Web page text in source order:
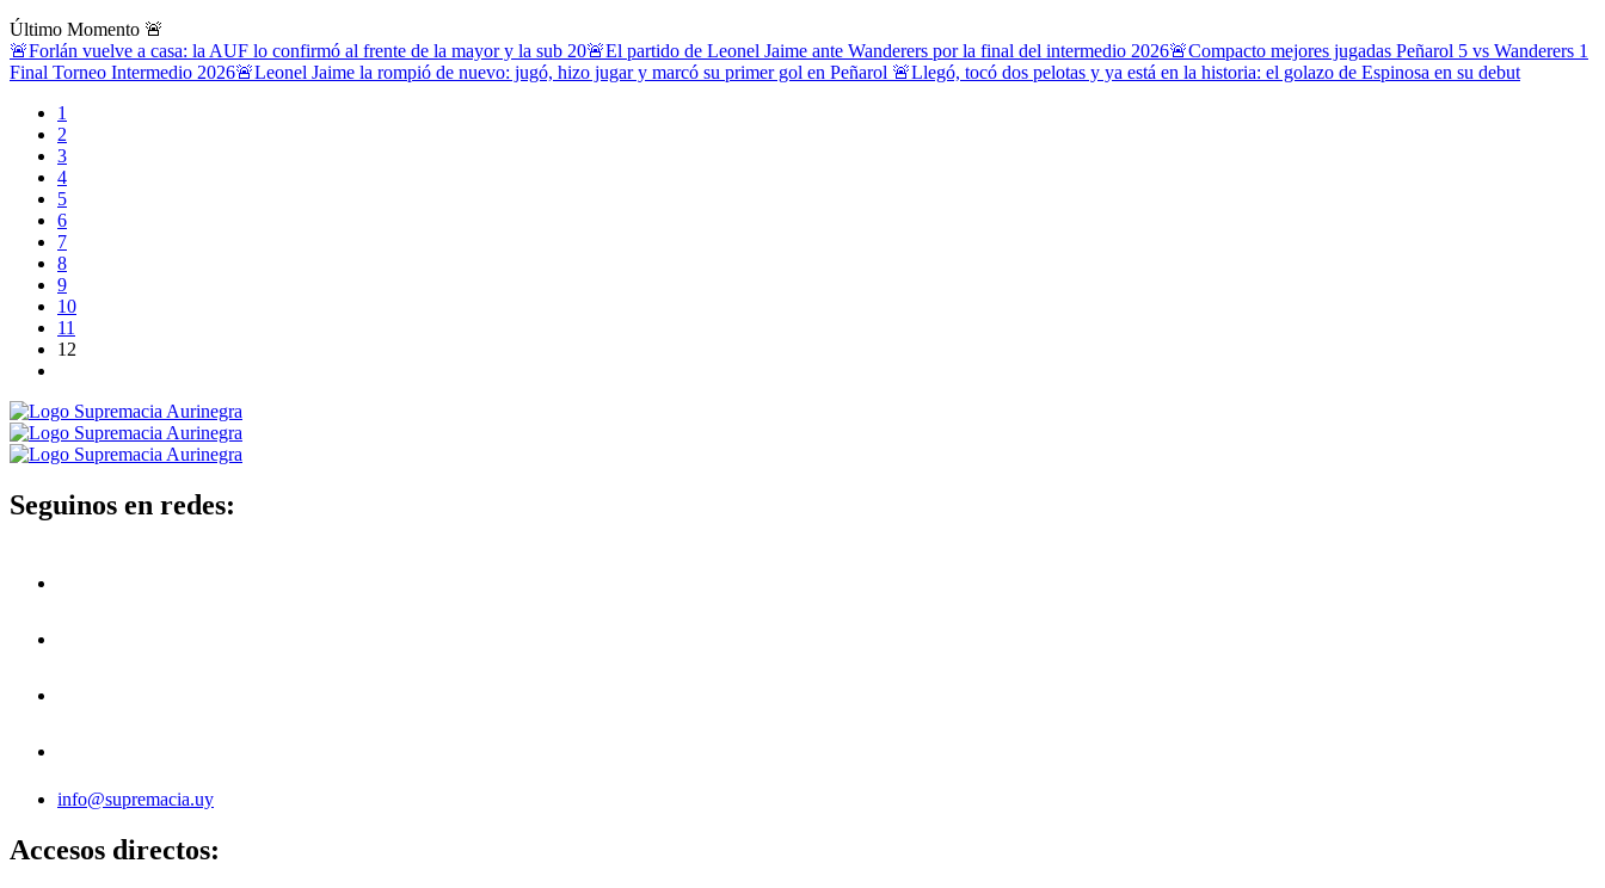
Último Momento 🚨
🚨Forlán vuelve a casa: la AUF lo confirmó al frente de la mayor y la sub 20🚨El partido de Leonel Jaime ante Wanderers por la final del intermedio 2026🚨Compacto mejores jugadas Peñarol 5 vs Wanderers 1
Final Torneo Intermedio 2026🚨Leonel Jaime la rompió de nuevo: jugó, hizo jugar y marcó su primer gol en Peñarol 🚨Llegó, tocó dos pelotas y ya está en la historia: el golazo de Espinosa en su debut
1
2
3
4
5
6
7
8
9
10
11
12
Seguinos en redes:
info@supremacia.uy
Accesos directos: